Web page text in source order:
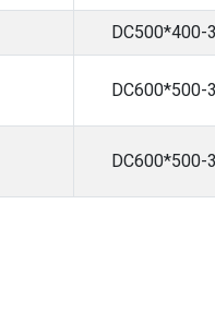
DC500*400-
DC600*500-
DC600*500-